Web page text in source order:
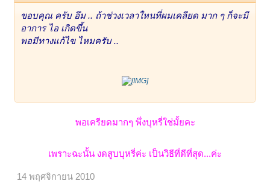
ขอบคุณ ครับ อึม .. ถ้าช่วงเวลาใหนที่ผมเคลียด มาก ๆ ก็จะมี
อาการ ไอ เกิดขึ้น
พอมีทางแก้ไข ไหมครับ ..
พอเครียดมากๆ พึ่งบุหรี่ใช่มั้ยคะ
เพราะฉะนั้น งดสูบบุหรี่ค่ะ เป็นวิธีที่ดีที่สุด...ค่ะ
14 พฤศจิกายน 2010